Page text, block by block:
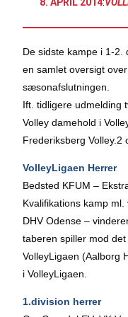
De sidste kampe i 1-2.
en samlet oversigt
sæsonafslutningen.
Ift. tidligere udmelding
Volley damehold i
Frederiksberg Volley.2
VolleyLigaen Herrer
Bedsted KFUM –
Kvalifikations kamp
DHV Odense –
taberen spiller mod
VolleyLigaen (Aalborg
i VolleyLigaen.
1.division herrer